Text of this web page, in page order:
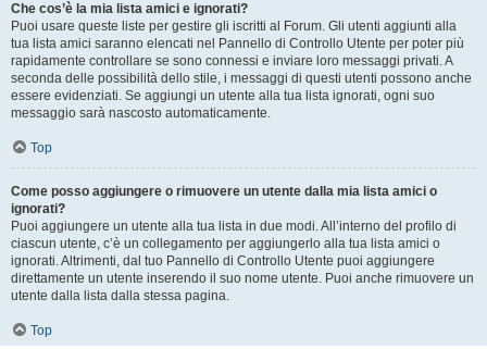
Che cos’è la mia lista amici e ignorati?
Puoi usare queste liste per gestire gli iscritti al Forum. Gli utenti aggiunti alla
tua lista amici saranno elencati nel Pannello di Controllo Utente per poter più
rapidamente controllare se sono connessi e inviare loro messaggi privati. A
seconda delle possibilità dello stile, i messaggi di questi utenti possono anche
essere evidenziati. Se aggiungi un utente alla tua lista ignorati, ogni suo
messaggio sarà nascosto automaticamente.
Top
Come posso aggiungere o rimuovere un utente dalla mia lista amici o
ignorati?
Puoi aggiungere un utente alla tua lista in due modi. All’interno del profilo di
ciascun utente, c’è un collegamento per aggiungerlo alla tua lista amici o
ignorati. Altrimenti, dal tuo Pannello di Controllo Utente puoi aggiungere
direttamente un utente inserendo il suo nome utente. Puoi anche rimuovere un
utente dalla lista dalla stessa pagina.
Top